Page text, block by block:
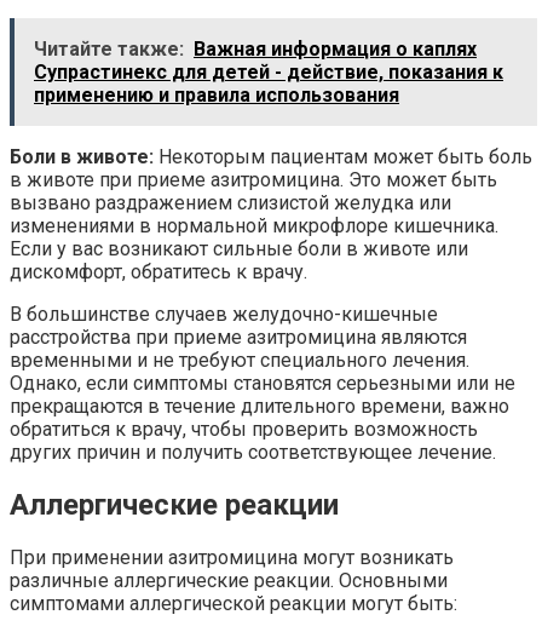
Читайте также: Важная информация о каплях
Супрастинекс для детей - действие, показания к
применению и правила использования
Боли в животе: Некоторым пациентам может быть боль
в животе при приеме азитромицина. Это может быть
вызвано раздражением слизистой желудка или
изменениями в нормальной микрофлоре кишечника.
Если у вас возникают сильные боли в животе или
дискомфорт, обратитесь к врачу.
В большинстве случаев желудочно-кишечные
расстройства при приеме азитромицина являются
временными и не требуют специального лечения.
Однако, если симптомы становятся серьезными или не
прекращаются в течение длительного времени, важно
обратиться к врачу, чтобы проверить возможность
других причин и получить соответствующее лечение.
Аллергические реакции
При применении азитромицина могут возникать
различные аллергические реакции. Основными
симптомами аллергической реакции могут быть: